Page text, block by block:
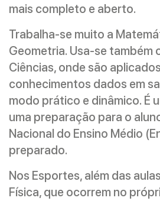
mais completo e aberto.
Trabalha-se muito a
Geometria. Usa-se também
Ciências, onde são
conhecimentos dados em
modo prático e dinâmico. É
uma preparação para o
Nacional do Ensino Médio
preparado.
Nos Esportes, além das
Física, que ocorrem no